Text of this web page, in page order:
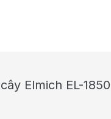
Elmich EL-1850